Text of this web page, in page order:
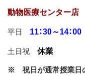
動物医療センター店
平日 11：30～14：00
土日祝 休業
※ 祝日が通常授業日